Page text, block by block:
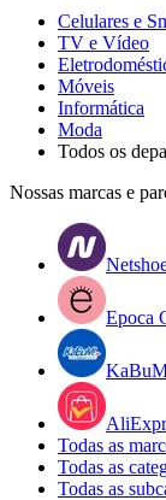
Celulares e
TV e Vídeo
Móveis
Informática
Moda
Todos os
Nossas marcas e
Epoca
Todas as
Todas as
Todas as